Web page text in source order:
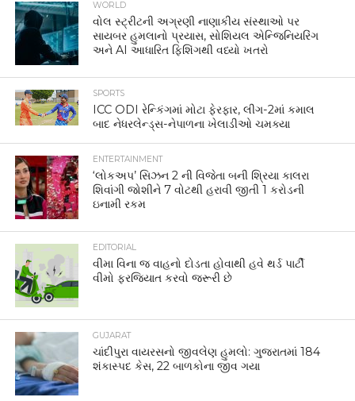
WORLD
વોલ સ્ટ્રીટની અગ્રણી નાણાકીય સંસ્થાઓ પર
સાયબર હુમલાનો પ્રયાસ, સોશિયલ એન્જિનિયરિંગ
અને AI આધારિત ફિશિંગથી વધ્યો ખતરો
SPORTS
ICC ODI રેન્કિંગમાં મોટા ફેરફાર, લીગ-2માં કમાલ
બાદ નેધરલેન્ડ્સ-નેપાળના ખેલાડીઓ ચમક્યા
ENTERTAINMENT
‘લોકઅપ’ સિઝન 2 ની વિજેતા બની શ્રિયા કાલરા
શિવાંગી જોશીને 7 વોટથી હરાવી જીતી 1 કરોડની
ઇનામી રકમ
EDITORIAL
વીમા વિના જ વાહનો દોડતા હોવાથી હવે થર્ડ પાર્ટી
વીમો ફરજિયાત કરવો જરૂરી છે
GUJARAT
ચાંદીપુરા વાયરસનો જીવલેણ હુમલો: ગુજરાતમાં 184
શંકાસ્પદ કેસ, 22 બાળકોના જીવ ગયા